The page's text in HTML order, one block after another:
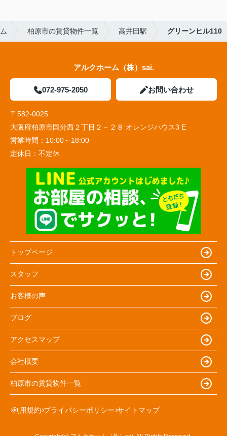
柏原市の賃貸物件一覧 高井田駅 グリーンヒル110
アルクホーム（株）sai.
072-975-2050 お問い合わせ
〒582-0025
大阪府柏原市国分西２丁目２－２８ オレンジハウス3 E
営業時間： 10:00～18:00
定休日： 不定休
トップページ
スタッフ
お客様の声
ブログ
アクセスマップ
会社概要
柏原市の賃貸物件一覧
利用規約 プライバシーポリシー サイトマップ